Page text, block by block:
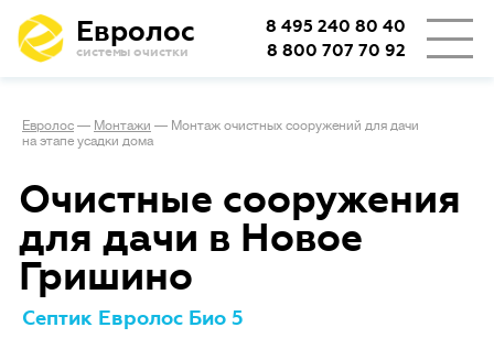
Евролос
системы очистки
8 495 240 80 40
8 800 707 70 92
Евролос — Монтажи — Монтаж очистных сооружений для дачи
на этапе усадки дома
Очистные сооружения
для дачи в Новое
Гришино
Септик Евролос Био 5